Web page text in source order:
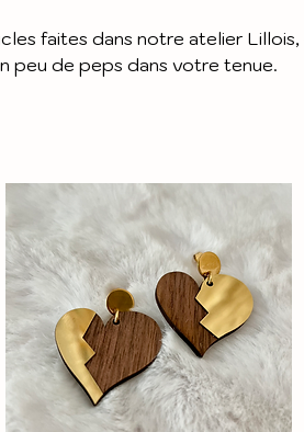
faites dans notre atelier Lillois,
peu de peps dans votre tenue.